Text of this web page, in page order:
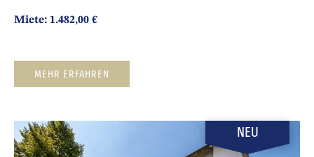
Miete: 1.482,00 €
MEHR ERFAHREN
NEU